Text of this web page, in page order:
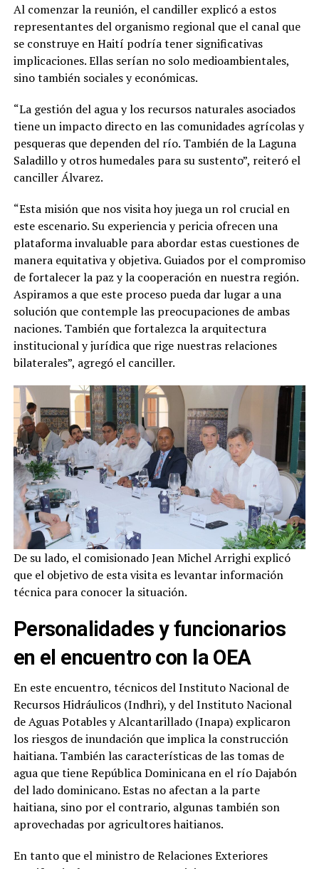
Al comenzar la reunión, el candiller explicó a estos
representantes del organismo regional que el canal que
se construye en Haití podría tener significativas
implicaciones. Ellas serían no solo medioambientales,
sino también sociales y económicas.
“La gestión del agua y los recursos naturales asociados
tiene un impacto directo en las comunidades agrícolas y
pesqueras que dependen del río. También de la Laguna
Saladillo y otros humedales para su sustento”, reiteró el
canciller Álvarez.
“Esta misión que nos visita hoy juega un rol crucial en
este escenario. Su experiencia y pericia ofrecen una
plataforma invaluable para abordar estas cuestiones de
manera equitativa y objetiva. Guiados por el compromiso
de fortalecer la paz y la cooperación en nuestra región.
Aspiramos a que este proceso pueda dar lugar a una
solución que contemple las preocupaciones de ambas
naciones. También que fortalezca la arquitectura
institucional y jurídica que rige nuestras relaciones
bilaterales”, agregó el canciller.
De su lado, el comisionado Jean Michel Arrighi explicó
que el objetivo de esta visita es levantar información
técnica para conocer la situación.
Personalidades y funcionarios
en el encuentro con la OEA
En este encuentro, técnicos del Instituto Nacional de
Recursos Hidráulicos (Indhri), y del Instituto Nacional
de Aguas Potables y Alcantarillado (Inapa) explicaron
los riesgos de inundación que implica la construcción
haitiana. También las características de las tomas de
agua que tiene República Dominicana en el río Dajabón
del lado dominicano. Estas no afectan a la parte
haitiana, sino por el contrario, algunas también son
aprovechadas por agricultores haitianos.
En tanto que el ministro de Relaciones Exteriores